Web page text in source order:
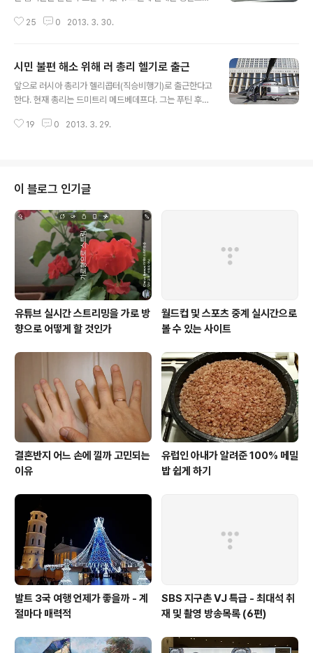
절이 아니라 성탄절을 연상시킨다. 올해 부활절은 가톨릭
기 때문이다. 966년 기독교를 공인한 폴란드는 역사상 최
초로 슬라브계 교황인 요한 바오로 2세를 배출한 나라만큼
전통적으로 가톨릭 교회가 매우 강하다. 인구 4천만여 명
최근 폴란드 인터넷 사이트에 폴란드 주교들이 타고 다니
25 0 2013. 3. 30.
시민 불편 해소 위해 러 총리 헬기로 출근
앞으로 러시아 총리가 헬리콥터(직승비행기)로 출근한다고
한다. 현재 총리는 드미트리 메드베데프다. 그는 푸틴 후계
선출되자 총리가 되었다. 메드베데프 총리는 모스크바 외
의 호위 차량이 교통을 방해하고 시민들에게 불편을 초래
하고 있다. 이를 해결하기 위해 앞으로 기상이 적합한 날에
는 직승비행기로 출근할 것이라고 총리 대변인 나랕리야
티마코바가 말했다. 행정부 광장에는 새로운 직승비행기
착륙장이 마련되었다. * 사진: RIA/Scanpix 시민 교통 불
편을 해소하기 위해 직승비행기..
19 0 2013. 3. 29.
이 블로그 인기글
유튜브 실시간 스트리밍을 가로 방
향으로 어떻게 할 것인가
월드컵 및 스포츠 중계 실시간으로
볼 수 있는 사이트
결혼반지 어느 손에 낄까 고민되는
이유
유럽인 아내가 알려준 100% 메밀
밥 쉽게 하기
발트 3국 여행 언제가 좋을까 - 계
절마다 매력적
SBS 지구촌 VJ 특급 - 최대석 취
재 및 촬영 방송목록 (6편)